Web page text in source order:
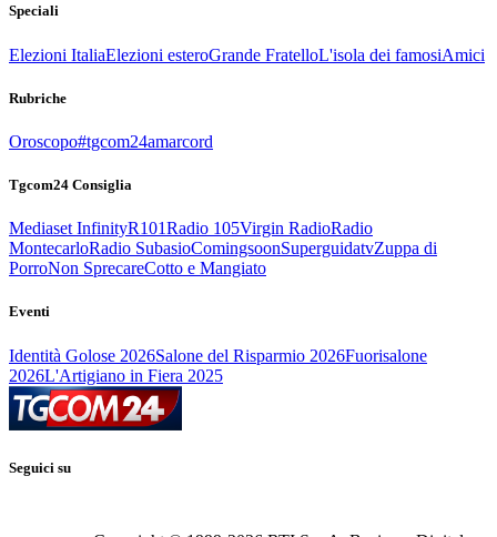
Speciali
Elezioni ItaliaElezioni esteroGrande FratelloL'isola dei famosiAmici
Rubriche
Oroscopo#tgcom24amarcord
Tgcom24 Consiglia
Mediaset InfinityR101Radio 105Virgin RadioRadio
MontecarloRadio SubasioComingsoonSuperguidatvZuppa di
PorroNon SprecareCotto e Mangiato
Eventi
Identità Golose 2026Salone del Risparmio 2026Fuorisalone
2026L'Artigiano in Fiera 2025
Seguici su